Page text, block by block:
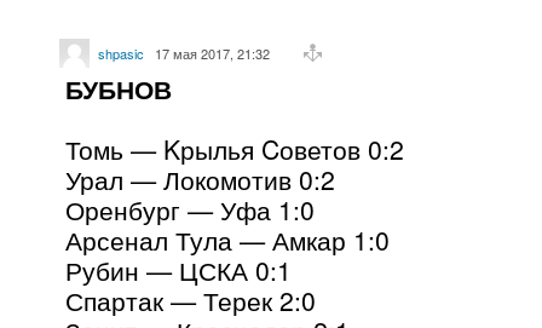
shpasic 17 мая 2017, 21:32
БУБНОВ
Томь — Kрылья Cоветов 0:2
Урал — Локомотив 0:2
Оренбург — Уфа 1:0
Арсенал Тула — Амкар 1:0
Рубин — ЦСКА 0:1
Спартак — Терек 2:0